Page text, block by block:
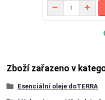
Zboží zařazeno v
Esenciální oleje doTERRA